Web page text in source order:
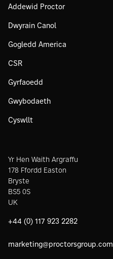
Addewid Proctor
Dwyrain Canol
Gogledd America
CSR
Gyrfaoedd
Gwybodaeth
Cyswllt
Yr Hen Waith Argraffu
178 Ffordd Easton
Bryste
BS5 0S
UK
+44 (0) 117 923 2282
marketing@proctorsgroup.com